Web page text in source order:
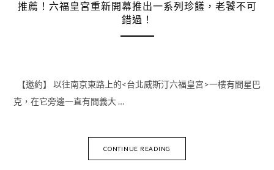
推薦！六福皇宮重新開幕推出一系列珍饈，老饕不可
錯過！
【邀約】 以往南京東路上的<台北威斯汀六福皇宮>一樓有間星巴
克，在它旁邊一直有間義大 …
CONTINUE READING